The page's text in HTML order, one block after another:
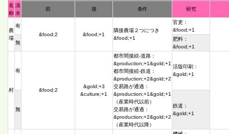
名
称
淡
水
前 後 条件 研究
農
場
有
&food;2
&food;+1
隣接農場２つにつき
&food;+1
官吏：
&food;+1
無
肥料：
&food;+1
村
有
&food;2
&gold;+3
&culture;+1
都市間接続-道路：
&production;+1&gold;+1
都市間接続-鉄道：
&production;+2&gold;+2
交易路が通過：
&production;+1&gold;+1
（産業時代以前）
交易路が通過：
&production;+2&gold;+2
（産業時代以降）
活版印刷：
&gold;+1
無
鉄道：
&gold;+1